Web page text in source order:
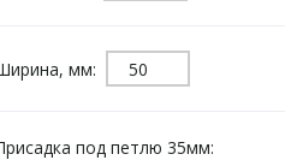
мм:
под петлю 35мм: